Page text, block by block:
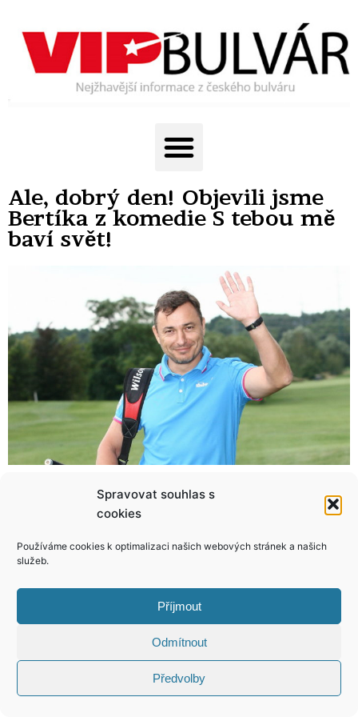
Spravovat souhlas s
cookies
Používáme cookies k optimalizaci našich webových stránek a našich
služeb.
Příjmout
Odmítnout
Předvolby
Ale, dobrý den! Objevili jsme
Bertíka z komedie S tebou mě
baví svět!
Tomu se říká láska! Eliška Bučková líbá svého rybáře, kde se dá!
KONTAKT
Copyright © 2026 VIP Bulvár, All Rights
Reserved